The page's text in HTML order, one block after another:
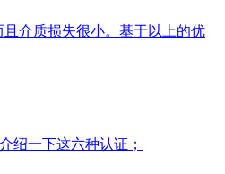
介质损失很小。基于以上的优
绍一下这六种认证；